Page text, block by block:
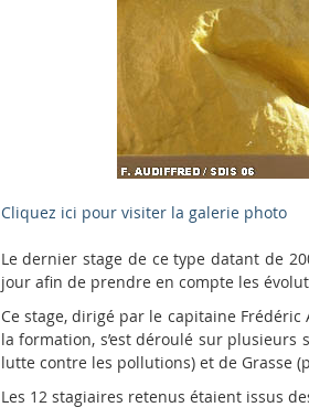
Cliquez ici pour visiter la galerie photo
Le dernier stage de ce type datant de
jour afin de prendre en compte les
Ce stage, dirigé par le capitaine
la formation, s’est déroulé sur plusieurs
lutte contre les pollutions) et de Grasse
Les 12 stagiaires retenus étaient issus